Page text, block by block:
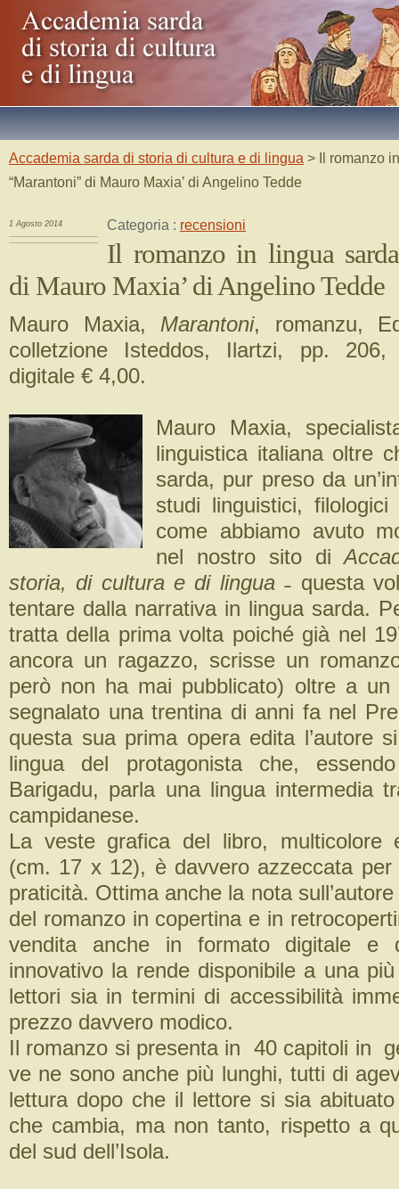
Accademia sarda di storia di cultura e di lingua > Il romanzo
“Marantoni” di Mauro Maxia’ di Angelino Tedde
1 Agosto 2014 Categoria : recensioni
Il romanzo in lingua
di Mauro Maxia’ di Angelino Tedde
Mauro Maxia, Marantoni, romanzu,
colletzione Isteddos, Ilartzi, pp. 206,
digitale € 4,00.
Mauro Maxia,
linguistica italiana oltre
sarda, pur preso da
studi linguistici,
come abbiamo avuto
nel nostro sito di
storia, di cultura e di lingua˗ questa
tentare dalla narrativa in lingua sarda.
tratta della prima volta poiché già nel
ancora un ragazzo, scrisse un
però non ha mai pubblicato) oltre a un
segnalato una trentina di anni fa nel
questa sua prima opera edita l’autore
lingua del protagonista che,
Barigadu, parla una lingua intermedia
campidanese.
La veste grafica del libro, multicolore
(cm. 17 x 12), è davvero azzeccata per
praticità. Ottima anche la nota
del romanzo in copertina e in
vendita anche in formato digitale e
innovativo la rende disponibile a una
lettori sia in termini di accessibilità
prezzo davvero modico.
Il romanzo si presenta in 40 capitoli in
ve ne sono anche più lunghi, tutti di
lettura dopo che il lettore si sia
che cambia, ma non tanto, rispetto a
del sud dell’Isola.